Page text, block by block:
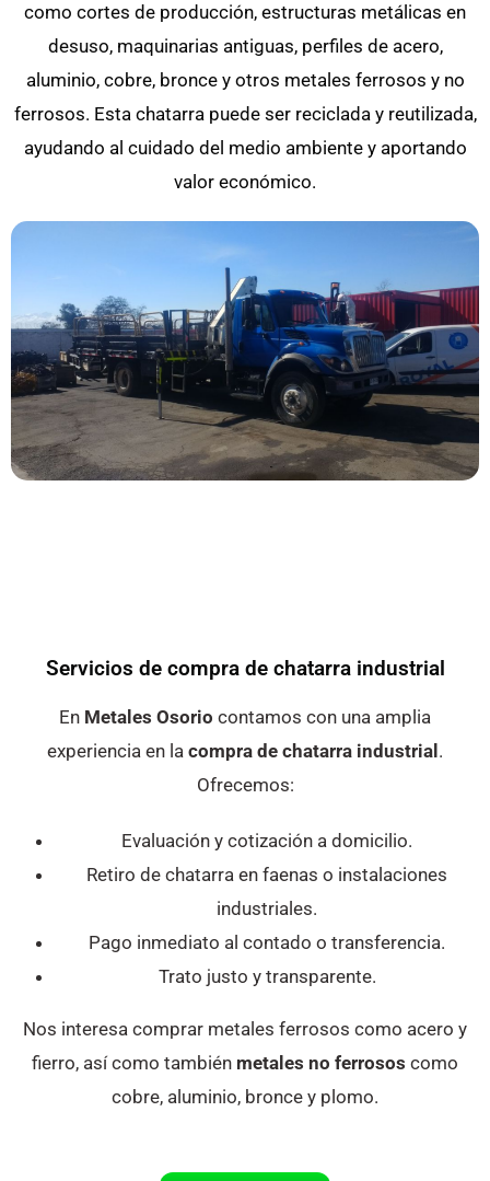
como cortes de producción, estructuras metálicas en
desuso, maquinarias antiguas, perfiles de acero,
aluminio, cobre, bronce y otros metales ferrosos y no
ferrosos. Esta chatarra puede ser reciclada y reutilizada,
ayudando al cuidado del medio ambiente y aportando
valor económico.
Servicios de compra de chatarra industrial
En Metales Osorio contamos con una amplia
experiencia en la compra de chatarra industrial .
Ofrecemos:
Evaluación y cotización a domicilio.
Retiro de chatarra en faenas o instalaciones
industriales.
Pago inmediato al contado o transferencia.
Trato justo y transparente.
Nos interesa comprar metales ferrosos como acero y
fierro, así como también metales no ferrosos como
cobre, aluminio, bronce y plomo.